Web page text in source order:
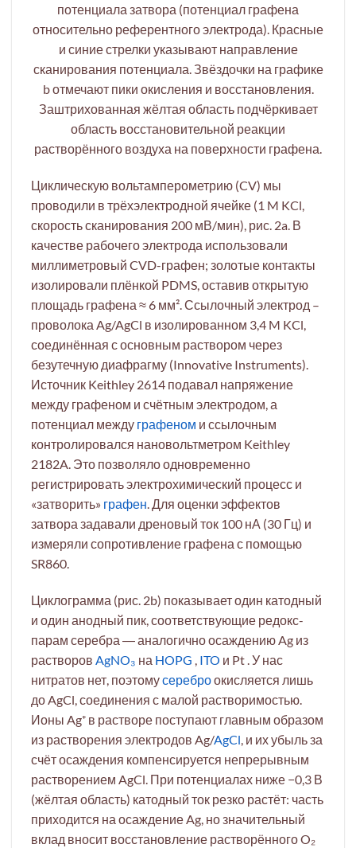
потенциала затвора (потенциал графена
относительно референтного электрода). Красные
и синие стрелки указывают направление
сканирования потенциала. Звёздочки на графике
b отмечают пики окисления и восстановления.
Заштрихованная жёлтая область подчёркивает
область восстановительной реакции
растворённого воздуха на поверхности графена.
Циклическую вольтамперометрию (CV) мы
проводили в трёхэлектродной ячейке (1 M KCl,
скорость сканирования 200 мВ/мин), рис. 2a. В
качестве рабочего электрода использовали
миллиметровый CVD-графен; золотые контакты
изолировали плёнкой PDMS, оставив открытую
площадь графена ≈ 6 мм². Ссылочный электрод –
проволока Ag/AgCl в изолированном 3,4 M KCl,
соединённая с основным раствором через
безутечную диафрагму (Innovative Instruments).
Источник Keithley 2614 подавал напряжение
между графеном и счётным электродом, а
потенциал между графеном и ссылочным
контролировался нановольтметром Keithley
2182A. Это позволяло одновременно
регистрировать электрохимический процесс и
«затворить» графен . Для оценки эффектов
затвора задавали дреновый ток 100 нА (30 Гц) и
измеряли сопротивление графена с помощью
SR860.
Циклограмма (рис. 2b) показывает один катодный
и один анодный пик, соответствующие редокс-
парам серебра ― аналогично осаждению Ag из
растворов AgNO₃ на HOPG ITO и Pt . У нас
нитратов нет, поэтомусереброокисляется лишь
до AgCl, соединения с малой растворимостью.
Ионы Ag⁺ в растворе поступают главным образом
из растворения электродов Ag/AgCl , и их убыль за
счёт осаждения компенсируется непрерывным
растворением AgCl. При потенциалах ниже −0,3 В
(жёлтая область) катодный ток резко растёт: часть
приходится на осаждение Ag, но значительный
вклад вносит восстановление растворённого O₂